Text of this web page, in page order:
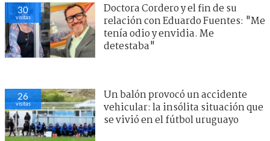
30
visitas
Doctora Cordero y el fin de su
relación con Eduardo Fuentes: "Me
tenía odio y envidia. Me
detestaba"
26
visitas
Un balón provocó un accidente
vehicular: la insólita situación que
se vivió en el fútbol uruguayo